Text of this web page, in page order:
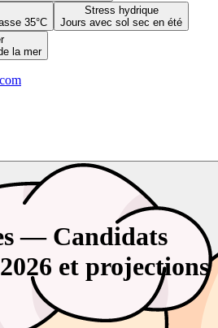
35°C
Stress hydrique
Jours avec sol sec en été
la mer
— Candidats
et projections